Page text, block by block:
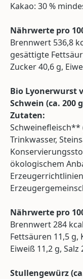
Kakao: 30 %
Nährwerte pro
Brennwert 536,8
gesättigte
Zucker 40,6 g,
Bio Lyonerwurst
Schwein (ca. 200
Zutaten:
Schweinefleisch**
Trinkwasser,
ökologischem
Nährwerte pro
Brennwert 284
Fettsäuren 11,5 g,
Eiweiß 11,2 g, Salz
Stullengewürz (